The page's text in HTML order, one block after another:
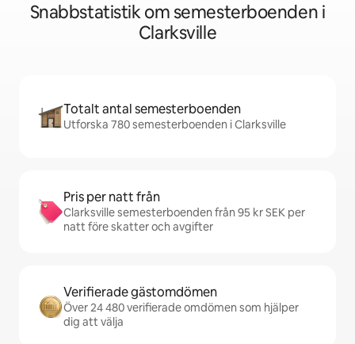
Snabbstatistik om semesterboenden i
Clarksville
Totalt antal semesterboenden
Utforska 780 semesterboenden i Clarksville
Pris per natt från
Clarksville semesterboenden från 95 kr SEK per
natt före skatter och avgifter
Verifierade gästomdömen
Över 24 480 verifierade omdömen som hjälper
dig att välja